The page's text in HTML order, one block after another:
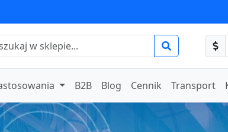
B2B Blog Cennik Transport